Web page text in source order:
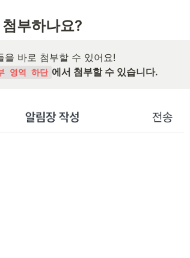
부하나요?
영역 하단 에서 첨부할 수 있습니다.